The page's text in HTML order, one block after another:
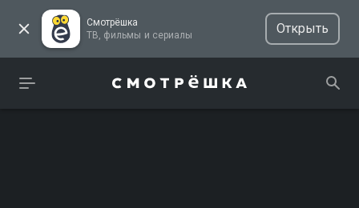
Смотрёшка
ТВ, фильмы и сериалы
Открыть